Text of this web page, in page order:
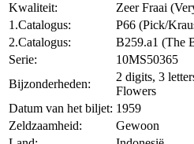
Kwaliteit:
Zeer Fraai
1.Catalogus:
P66 (Pick/
2.Catalogus:
B259.a1 (The
Serie:
10MS50365
Bijzonderheden:
2 digits, 3
Flowers
Datum van het biljet: 1959
Zeldzaamheid:
Gewoon